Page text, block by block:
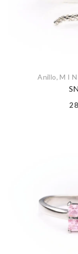
Anillo,M I N